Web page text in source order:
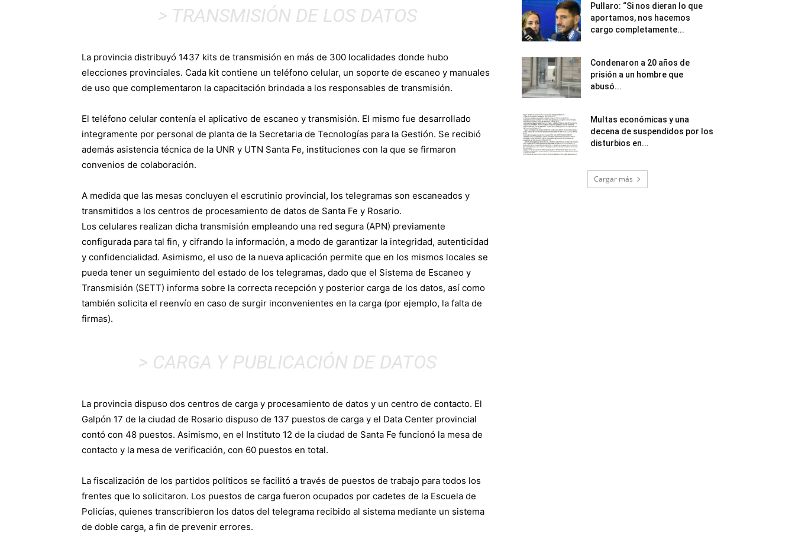
> TRANSMISIÓN DE LOS DATOS
La provincia distribuyó 1437 kits de transmisión en más de 300 localidades donde hubo
elecciones provinciales. Cada kit contiene un teléfono celular, un soporte de escaneo y manuales
de uso que complementaron la capacitación brindada a los responsables de transmisión.
El teléfono celular contenía el aplicativo de escaneo y transmisión. El mismo fue desarrollado
integramente por personal de planta de la Secretaria de Tecnologías para la Gestión. Se recibió
además asistencia técnica de la UNR y UTN Santa Fe, instituciones con la que se firmaron
convenios de colaboración.
A medida que las mesas concluyen el escrutinio provincial, los telegramas son escaneados y
transmitidos a los centros de procesamiento de datos de Santa Fe y Rosario.
Los celulares realizan dicha transmisión empleando una red segura (APN) previamente
configurada para tal fin, y cifrando la información, a modo de garantizar la integridad, autenticidad
y confidencialidad. Asimismo, el uso de la nueva aplicación permite que en los mismos locales se
pueda tener un seguimiento del estado de los telegramas, dado que el Sistema de Escaneo y
Transmisión (SETT) informa sobre la correcta recepción y posterior carga de los datos, así como
también solicita el reenvío en caso de surgir inconvenientes en la carga (por ejemplo, la falta de
firmas).
> CARGA Y PUBLICACIÓN DE DATOS
La provincia dispuso dos centros de carga y procesamiento de datos y un centro de contacto. El
Galpón 17 de la ciudad de Rosario dispuso de 137 puestos de carga y el Data Center provincial
contó con 48 puestos. Asimismo, en el Instituto 12 de la ciudad de Santa Fe funcionó la mesa de
contacto y la mesa de verificación, con 60 puestos en total.
La fiscalización de los partidos políticos se facilitó a través de puestos de trabajo para todos los
frentes que lo solicitaron. Los puestos de carga fueron ocupados por cadetes de la Escuela de
Policías, quienes transcribieron los datos del telegrama recibido al sistema mediante un sistema
de doble carga, a fin de prevenir errores.
Pullaro: “Si nos dieran lo que
aportamos, nos hacemos
cargo completamente...
Condenaron a 20 años de
prisión a un hombre que
abusó...
Multas económicas y una
decena de suspendidos por los
disturbios en...
Cargar más